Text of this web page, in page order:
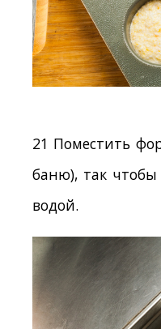
21 Поместить
баню), так
водой.